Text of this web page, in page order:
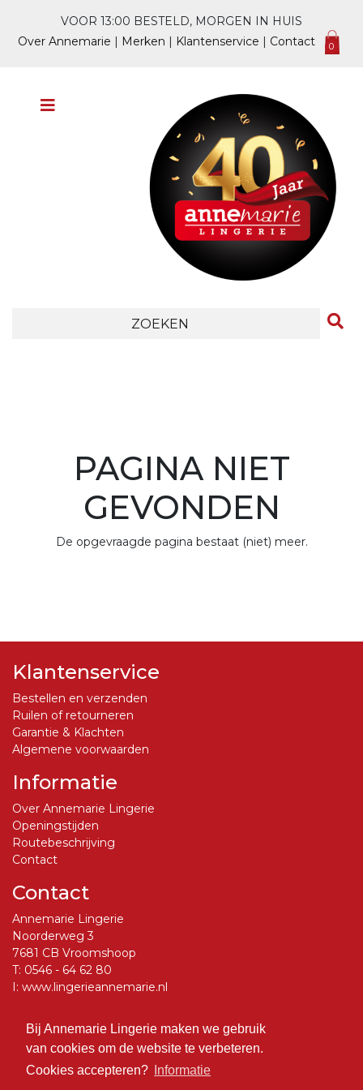
Bij Annemarie Lingerie maken we gebruik
van cookies om de website te verbeteren.
Cookies accepteren?
Informatie
VOOR 13:00 BESTELD, MORGEN IN HUIS
Over Annemarie | Merken | Klantenservice | Contact 0
PAGINA NIET
GEVONDEN
De opgevraagde pagina bestaat (niet) meer.
Klantenservice
Bestellen en verzenden
Ruilen of retourneren
Garantie & Klachten
Algemene voorwaarden
Informatie
Over Annemarie Lingerie
Openingstijden
Routebeschrijving
Contact
Contact
Annemarie Lingerie
Noorderweg 3
7681 CB Vroomshoop
T: 0546 - 64 62 80
I: www.lingerieannemarie.nl
Social Media
Volg ons op Facebook